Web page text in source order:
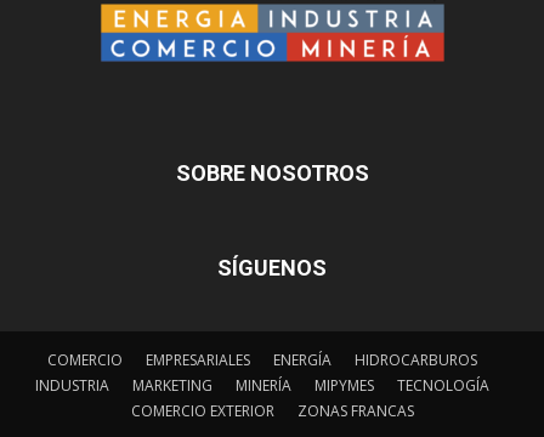
SOBRE NOSOTROS
SÍGUENOS
COMERCIO EMPRESARIALES ENERGÍA
HIDROCARBUROS
INDUSTRIA
MARKETING MINERÍA MIPYMES
TECNOLOGÍA
COMERCIO EXTERIOR
ZONAS FRANCAS